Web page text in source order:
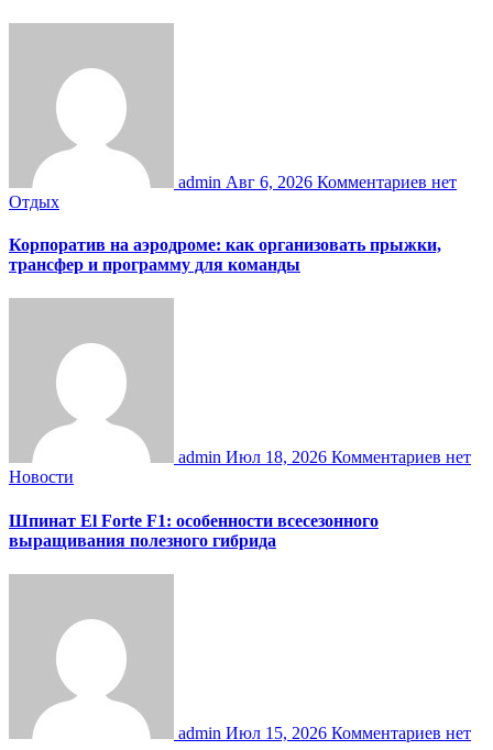
admin Авг 6, 2026 Комментариев нет
Отдых
Корпоратив на аэродроме: как организовать прыжки,
трансфер и программу для команды
admin Июл 18, 2026 Комментариев нет
Новости
Шпинат El Forte F1: особенности всесезонного
выращивания полезного гибрида
admin Июл 15, 2026 Комментариев нет